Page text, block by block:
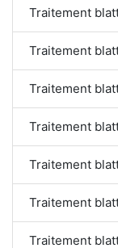
Traitement
Traitement
Traitement
Traitement
Traitement
Traitement
Traitement